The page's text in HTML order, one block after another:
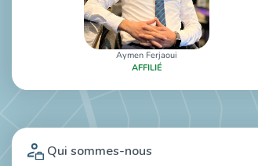
Aymen Ferjaoui
AFFILIÉ
Qui sommes-nous